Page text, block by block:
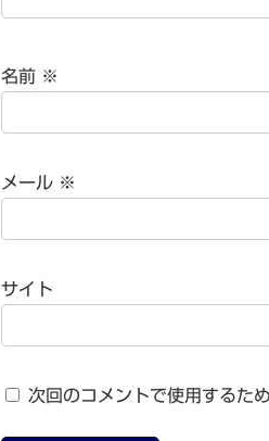
名前 ※
メール ※
サイト
次回のコメントで使用するた